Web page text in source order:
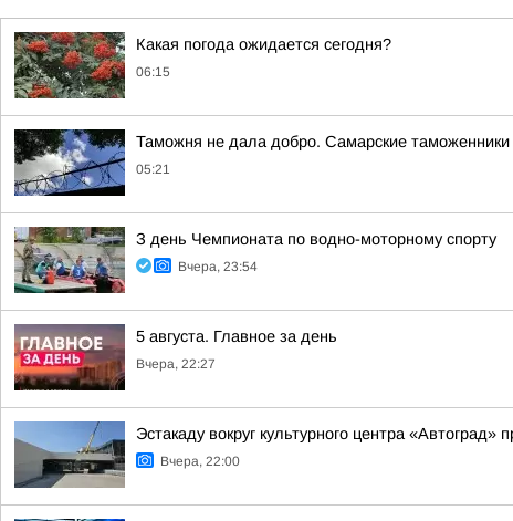
Какая погода ожидается сегодня?
06:15
Таможня не дала добро. Самарские таможенники
05:21
З день Чемпионата по водно-моторному спорту
Вчера, 23:54
5 августа. Главное за день
Вчера, 22:27
Эстакаду вокруг культурного центра «Автоград»
Вчера, 22:00